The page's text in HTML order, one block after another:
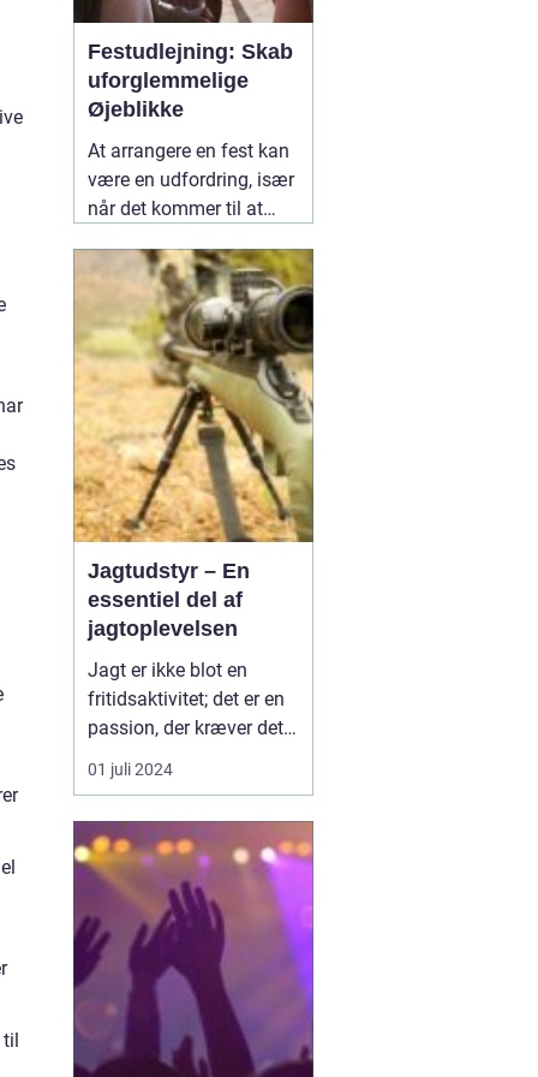
Festudlejning: Skab
uforglemmelige
Øjeblikke
At arrangere en fest kan
være en udfordring, især
når det kommer til at
aktiviteter, der vil gøre
dagen mindeværdig for
alle dine gæster.02
januar 2025
Jagtudstyr – En
essentiel del af
jagtoplevelsen
Jagt er ikke blot en
fritidsaktivitet; det er en
passion, der kræver det
rigtige udstyr og
forberedelse. I jagtens
at have stabilt og
pålideligt udstyr
vanskelig at overvurdere.
Godt jagtudstyr forhøjer
jag...
01 juli 2024